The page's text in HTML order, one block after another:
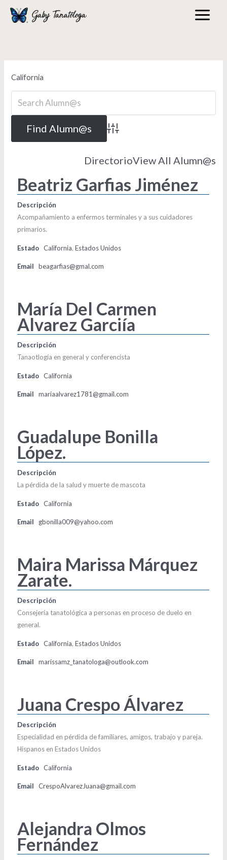
California
Advanced Search
DirectorioView All Alumn@s
Beatriz Garfias Jiménez
Descripción
Acompañamiento a enfermos terminales y a sus cuidadores
primarios.
Estado California,Estados Unidos
Email beagarfias@gmal.com
María Del Carmen
Alvarez Garciía
Descripción
Tanaotlogía en general y conferencista
Estado California
Email mariaalvarez1781@gmail.com
Guadalupe Bonilla
López.
Descripción
La pérdida de la salud y muerte de mascota
Estado California
Email gbonilla009@yahoo.com
Maira Marissa Márquez
Zarate.
Descripción
Consejería tanatológica a personas en proceso de duelo en
general.
Estado California,Estados Unidos
Email marissamz_tanatologa@outlook.com
Juana Crespo Álvarez
Descripción
Especialidad en pérdida de familiares, amigos, trabajo y pareja.
Hispanos en Estados Unidos
Estado California
Email CrespoAlvarezJuana@gmail.com
Alejandra Olmos
Fernández